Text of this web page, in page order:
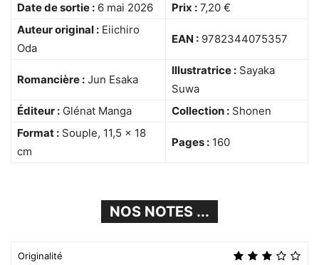
Date de sortie : 6 mai 2026 Prix : 7,20 €
Auteur original : Eiichiro
Oda
EAN : 9782344075357
Romancière : Jun Esaka
Illustratrice : Sayaka
Suwa
Éditeur : Glénat Manga Collection : Shonen
Format : Souple, 11,5 × 18
cm
Pages : 160
NOS NOTES ...
Originalité